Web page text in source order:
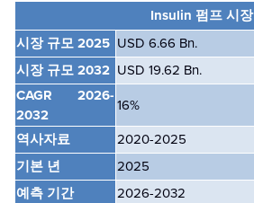
Insulin 펌프 시장
시장 규모 2025 USD 6.66 Bn.
시장 규모 2032 USD 19.62 Bn.
CAGR
2026-
2032
16%
역사자료
2020-2025
기본 년
2025
예측 기간
2026-2032